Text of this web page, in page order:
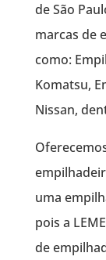
de São
marcas de
como:
Komatsu,
Nissan,
uma
pois a
de